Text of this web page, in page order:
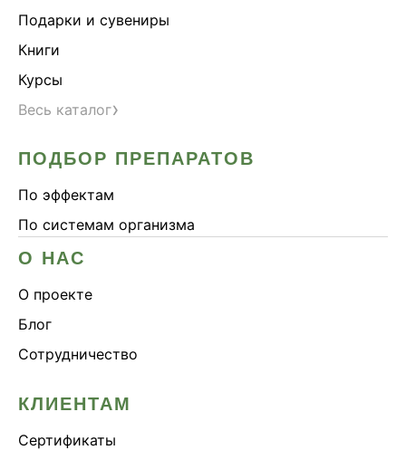
Подарки и сувениры
Книги
Курсы
Весь каталог›
ПОДБОР ПРЕПАРАТОВ
По эффектам
По системам организма
О НАС
О проекте
Блог
Сотрудничество
КЛИЕНТАМ
Сертификаты